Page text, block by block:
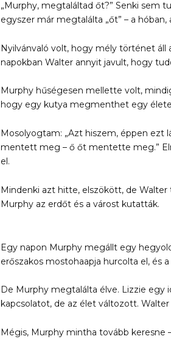
„Murphy, megtaláltad őt?” Senki sem
egyszer már megtalálta „őt” – a
Nyilvánvaló volt, hogy mély történet áll
napokban Walter annyit javult, hogy
Murphy hűségesen mellette volt,
hogy egy kutya megmenthet egy
Mosolyogtam: „Azt hiszem, éppen
mentett meg – ő őt mentette meg.”
el.
Mindenki azt hitte, elszökött, de
Murphy az erdőt és a várost kutatták.
Egy napon Murphy megállt egy
erőszakos mostohaapja hurcolta el, és
De Murphy megtalálta élve. Lizzie egy
kapcsolatot, de az élet változott.
Mégis, Murphy mintha tovább keresne